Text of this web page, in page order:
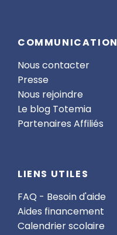
COMMUNICATION
Nous contacter
Presse
Nous rejoindre
Le blog Totemia
Partenaires Affiliés
LIENS UTILES
FAQ - Besoin d'aide
Aides financement
Calendrier scolaire